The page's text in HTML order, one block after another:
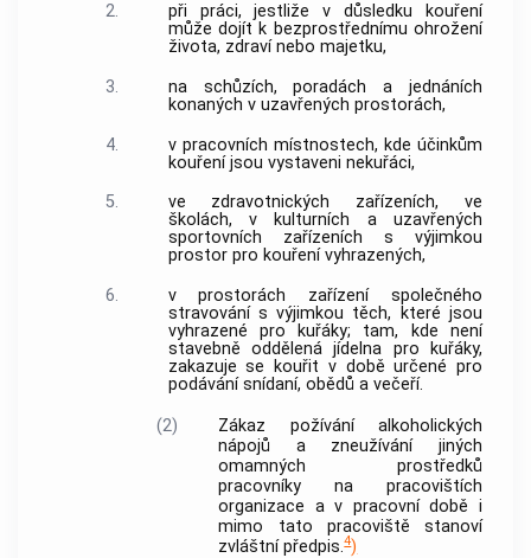
2.
při práci, jestliže v důsledku kouření
může dojít k bezprostřednímu ohrožení
života, zdraví nebo majetku,
3.
na schůzích, poradách a jednáních
konaných v uzavřených prostorách,
4.
v pracovních místnostech, kde účinkům
kouření jsou vystaveni nekuřáci,
5.
ve zdravotnických zařízeních, ve
školách, v kulturních a uzavřených
sportovních zařízeních s výjimkou
prostor pro kouření vyhrazených,
6.
v prostorách zařízení společného
stravování s výjimkou těch, které jsou
vyhrazené pro kuřáky; tam, kde není
stavebně oddělená jídelna pro kuřáky,
zakazuje se kouřit v době určené pro
podávání snídaní, obědů a večeří.
(2)
Zákaz požívání alkoholických
nápojů a zneužívání jiných
omamných prostředků
pracovníky na pracovištích
organizace a v pracovní době i
mimo tato pracoviště stanoví
zvláštní předpis.4)